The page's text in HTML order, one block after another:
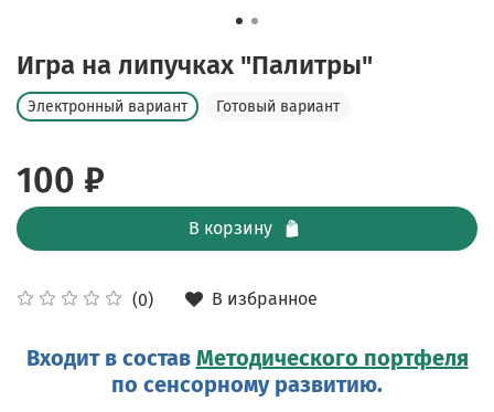
Игра на липучках "Палитры"
(0) В избранное
Электронный вариант Готовый вариант
100 ₽
В корзину
Входит в состав Методического портфеля
по сенсорному развитию.